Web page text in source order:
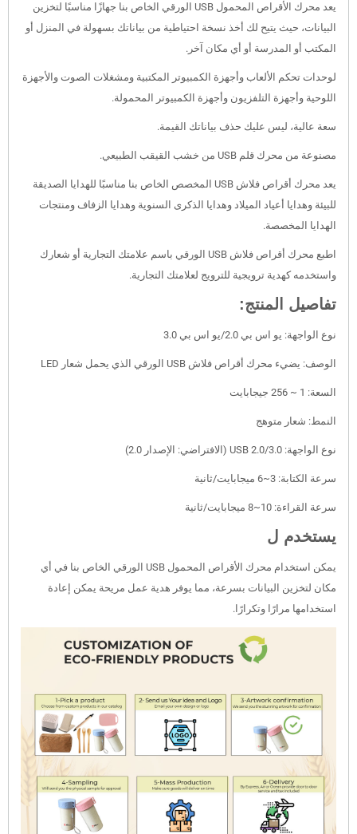
يعد محرك الأقراص المحمول USB الورقي الخاص بنا جهازًا مناسبًا لتخزين
البيانات، حيث يتيح لك أخذ نسخة احتياطية من بياناتك بسهولة في المنزل أو
المكتب أو المدرسة أو أي مكان آخر.
لوحدات تحكم الألعاب وأجهزة الكمبيوتر المكتبية ومشغلات الصوت والأجهزة
اللوحية وأجهزة التلفزيون وأجهزة الكمبيوتر المحمولة.
سعة عالية، ليس عليك حذف بياناتك القيمة.
مصنوعة من محرك قلم USB من خشب القيقب الطبيعي.
يعد محرك أقراص فلاش USB المخصص الخاص بنا مناسبًا للهدايا الصديقة
للبيئة وهدايا أعياد الميلاد وهدايا الذكرى السنوية وهدايا الزفاف ومنتجات
الهدايا المخصصة.
اطبع محرك أقراص فلاش USB الورقي باسم علامتك التجارية أو شعارك
واستخدمه كهدية ترويجية للترويج لعلامتك التجارية.
تفاصيل المنتج:
نوع الواجهة: يو اس بي 2.0/يو اس بي 3.0
الوصف: يضيء محرك أقراص فلاش USB الورقي الذي يحمل شعار LED
السعة: 1 ~ 256 جيجابايت
النمط: شعار متوهج
نوع الواجهة: USB 2.0/3.0 (الافتراضي: الإصدار 2.0)
سرعة الكتابة: 3~6 ميجابايت/ثانية
سرعة القراءة: 10~8 ميجابايت/ثانية
يستخدم ل
يمكن استخدام محرك الأقراص المحمول USB الورقي الخاص بنا في أي
مكان لتخزين البيانات بسرعة، مما يوفر هدية عمل مريحة يمكن إعادة
استخدامها مرارًا وتكرارًا.